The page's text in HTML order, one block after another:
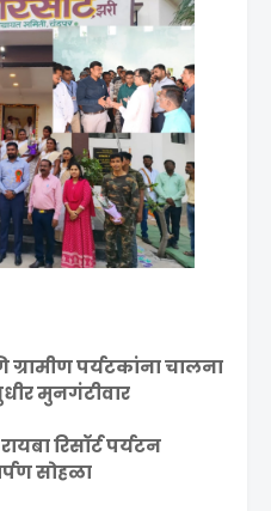
पर्यटकांना चालना
मुनगंटीवार
रिसॉर्ट पर्यटन
सोहळा